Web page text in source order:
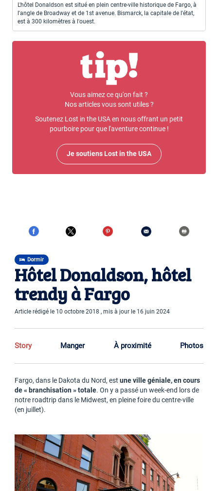
Dormir
Hôtel Donaldson, hôtel
trendy à Fargo
Article rédigé le 10 octobre 2018 , mis à jour le 16 juin 2024
Story Manger À proximité Photos
Fargo, dans le Dakota du Nord, est une ville géniale, en cours
de « branchisation » totale. On y a passé un week-end lors de
notre roadtrip dans le Midwest, en pleine foire du centre-ville
(en juillet).
L'hôtel Donaldson est situé en plein centre-ville historique de Fargo, à
l'angle de Broadway et de 1st avenue. Bismarck, la capitale de l'état,
est à 300 kilomètres à l'ouest.
Vous aimez ce qu'on fait ?
Nos articles vous sont utiles ?
Soutenez Lost in the USA en nous offrant un petit
pourboire pour que l'aventure continue !
Je soutiens Lost in the USA